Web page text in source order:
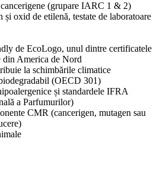
(grupare IARC 1 & 2)
oxid de etilenă, testate de laboratoare
de EcoLogo, unul dintre certificatele
din America de Nord
la schimbările climatice
(OECD 301)
și standardele IFRA
a Parfumurilor)
CMR (cancerigen, mutagen sau